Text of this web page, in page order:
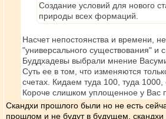
Создание условий для нового
природы всех формаций.
Насчет непостоянства и времени,
"универсального существования"
Буддхадевы выбрали мнение
Суть ее в том, что изменяются
счетах. Кидаем туда 100, туда
Короче слишком уплощенное у Вас
Скандхи прошлого были но не есть
прошлом и не будут в будущем,